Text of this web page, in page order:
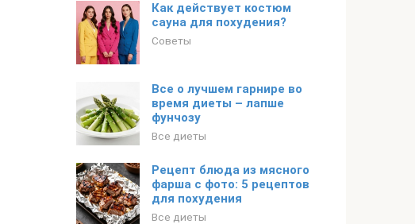
Как действует костюм
сауна для похудения?
Советы
Все о лучшем гарнире во
время диеты – лапше
фунчозу
Все диеты
Рецепт блюда из мясного
фарша с фото: 5 рецептов
для похудения
Все диеты